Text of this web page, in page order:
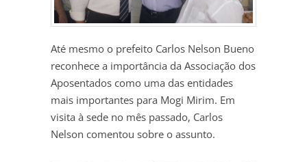
Até mesmo o prefeito Carlos Nelson Bueno
reconhece a importância da Associação dos
Aposentados como uma das entidades
mais importantes para Mogi Mirim. Em
visita à sede no mês passado, Carlos
Nelson comentou sobre o assunto.